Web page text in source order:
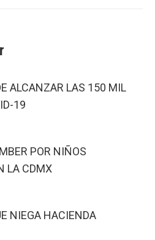
ALCANZAR LAS 150 MIL
19
POR NIÑOS
LA CDMX
NIEGA HACIENDA